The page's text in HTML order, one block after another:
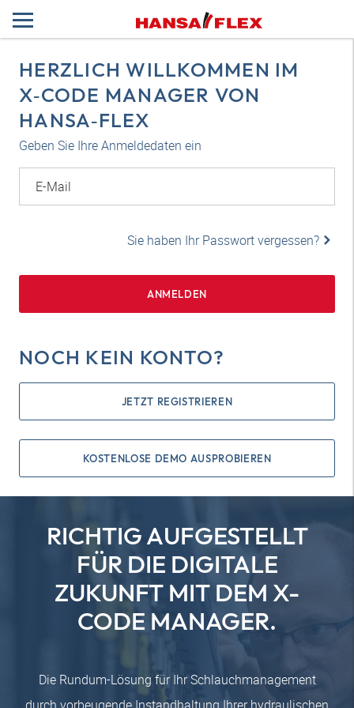
HERZLICH WILLKOMMEN IM
X‑CODE MANAGER VON
HANSA‑FLEX
Geben Sie Ihre Anmeldedaten ein
E-Mail
Sie haben Ihr Passwort vergessen?
ANMELDEN
NOCH KEIN KONTO?
JETZT REGISTRIEREN
KOSTENLOSE DEMO AUSPROBIEREN
RICHTIG AUFGESTELLT
FÜR DIE DIGITALE
ZUKUNFT MIT DEM X-
CODE MANAGER.
Die Rundum-Lösung für Ihr Schlauchmanagement